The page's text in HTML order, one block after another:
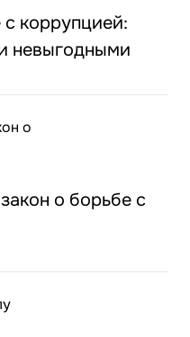
коррупцией:
невыгодными
о борьбе с